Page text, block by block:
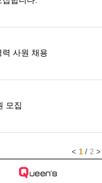
사원 채용
모집
< 1 / 2 >